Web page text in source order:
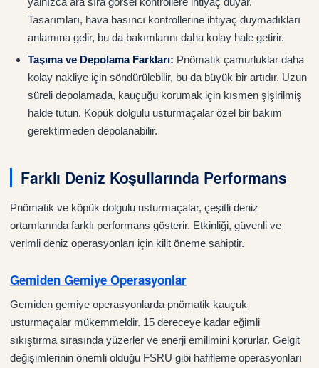
Tasarımları, hava basıncı kontrollerine ihtiyaç duymadıkları
anlamına gelir, bu da bakımlarını daha kolay hale getirir.
Taşıma ve Depolama Farkları: Pnömatik çamurluklar daha
kolay nakliye için söndürülebilir, bu da büyük bir artıdır. Uzun
süreli depolamada, kauçuğu korumak için kısmen şişirilmiş
halde tutun. Köpük dolgulu usturmaçalar özel bir bakım
gerektirmeden depolanabilir.
Farklı Deniz Koşullarında Performans
Pnömatik ve köpük dolgulu usturmaçalar, çeşitli deniz
ortamlarında farklı performans gösterir. Etkinliği, güvenli ve
verimli deniz operasyonları için kilit öneme sahiptir.
Gemiden Gemiye Operasyonlar
Gemiden gemiye operasyonlarda pnömatik kauçuk
usturmaçalar mükemmeldir. 15 dereceye kadar eğimli
sıkıştırma sırasında yüzerler ve enerji emilimini korurlar. Gelgit
değişimlerinin önemli olduğu FSRU gibi hafifleme operasyonları